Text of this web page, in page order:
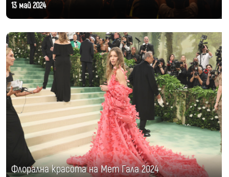
13 май 2024
Флорална красота на Мет Гала 2024